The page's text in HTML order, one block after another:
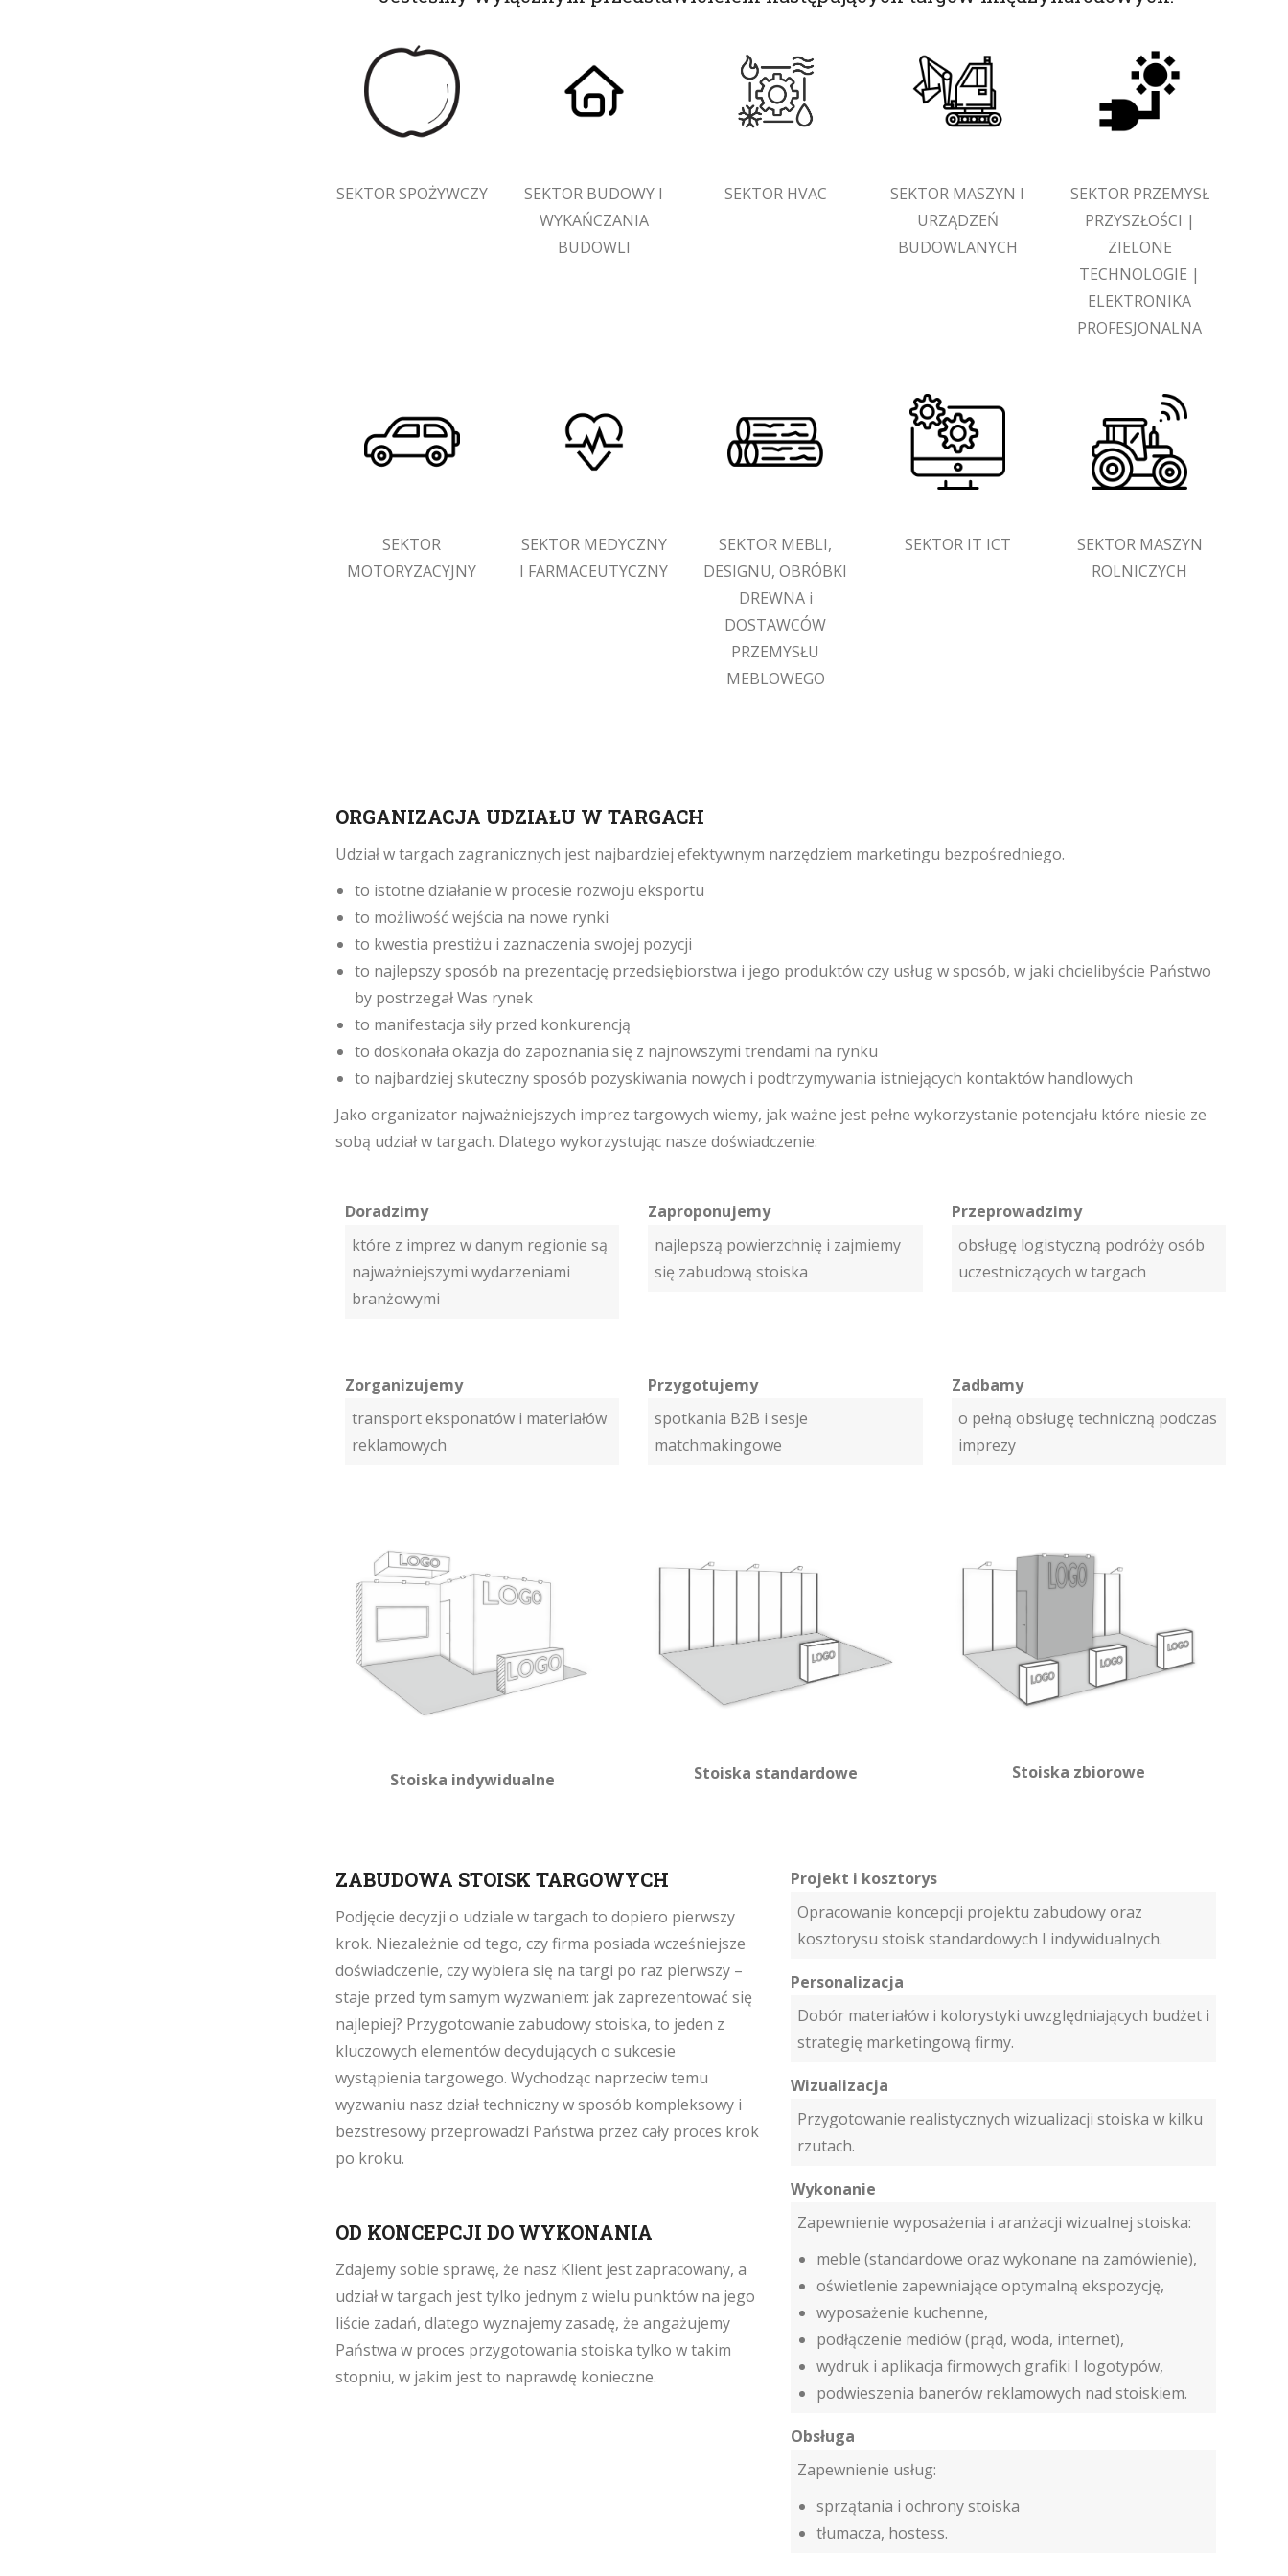
SEKTOR SPOŻYWCZY
SEKTOR BUDOWY I
WYKAŃCZANIA
BUDOWLI
SEKTOR HVAC
SEKTOR MASZYN I
URZĄDZEŃ
BUDOWLANYCH
SEKTOR PRZEMYSŁ
PRZYSZŁOŚCI |
ZIELONE
TECHNOLOGIE |
ELEKTRONIKA
PROFESJONALNA
SEKTOR
MOTORYZACYJNY
SEKTOR MEDYCZNY
I FARMACEUTYCZNY
SEKTOR MEBLI,
DESIGNU, OBRÓBKI
DREWNA i
DOSTAWCÓW
PRZEMYSŁU
MEBLOWEGO
SEKTOR IT ICT
SEKTOR MASZYN
ROLNICZYCH
ORGANIZACJA UDZIAŁU W TARGACH
Udział w targach zagranicznych jest najbardziej efektywnym narzędziem marketingu bezpośredniego.
to istotne działanie w procesie rozwoju eksportu
to możliwość wejścia na nowe rynki
to kwestia prestiżu i zaznaczenia swojej pozycji
to najlepszy sposób na prezentację przedsiębiorstwa i jego produktów czy usług w sposób, w jaki chcielibyście Państwo
by postrzegał Was rynek
to manifestacja siły przed konkurencją
to doskonała okazja do zapoznania się z najnowszymi trendami na rynku
to najbardziej skuteczny sposób pozyskiwania nowych i podtrzymywania istniejących kontaktów handlowych
Jako organizator najważniejszych imprez targowych wiemy, jak ważne jest pełne wykorzystanie potencjału które niesie ze
sobą udział w targach. Dlatego wykorzystując nasze doświadczenie:
Doradzimy
które z imprez w danym regionie są
najważniejszymi wydarzeniami
branżowymi
Zaproponujemy
najlepszą powierzchnię i zajmiemy
się zabudową stoiska
Przeprowadzimy
obsługę logistyczną podróży osób
uczestniczących w targach
Zorganizujemy
transport eksponatów i materiałów
reklamowych
Przygotujemy
spotkania B2B i sesje
matchmakingowe
Zadbamy
o pełną obsługę techniczną podczas
imprezy
Stoiska indywidualne Stoiska standardowe Stoiska zbiorowe
ZABUDOWA STOISK TARGOWYCH
Podjęcie decyzji o udziale w targach to dopiero pierwszy
krok. Niezależnie od tego, czy firma posiada wcześniejsze
doświadczenie, czy wybiera się na targi po raz pierwszy –
staje przed tym samym wyzwaniem: jak zaprezentować się
najlepiej? Przygotowanie zabudowy stoiska, to jeden z
kluczowych elementów decydujących o sukcesie
wystąpienia targowego. Wychodząc naprzeciw temu
wyzwaniu nasz dział techniczny w sposób kompleksowy i
bezstresowy przeprowadzi Państwa przez cały proces krok
po kroku.
OD KONCEPCJI DO WYKONANIA
Zdajemy sobie sprawę, że nasz Klient jest zapracowany, a
udział w targach jest tylko jednym z wielu punktów na jego
liście zadań, dlatego wyznajemy zasadę, że angażujemy
Państwa w proces przygotowania stoiska tylko w takim
stopniu, w jakim jest to naprawdę konieczne.
Projekt i kosztorys
Opracowanie koncepcji projektu zabudowy oraz
kosztorysu stoisk standardowych I indywidualnych.
Personalizacja
Dobór materiałów i kolorystyki uwzględniających budżet i
strategię marketingową firmy.
Wizualizacja
Przygotowanie realistycznych wizualizacji stoiska w kilku
rzutach.
Wykonanie
Zapewnienie wyposażenia i aranżacji wizualnej stoiska:
meble (standardowe oraz wykonane na zamówienie),
oświetlenie zapewniające optymalną ekspozycję,
wyposażenie kuchenne,
podłączenie mediów (prąd, woda, internet),
wydruk i aplikacja firmowych grafiki I logotypów,
podwieszenia banerów reklamowych nad stoiskiem.
Obsługa
Zapewnienie usług:
sprzątania i ochrony stoiska
tłumacza, hostess.